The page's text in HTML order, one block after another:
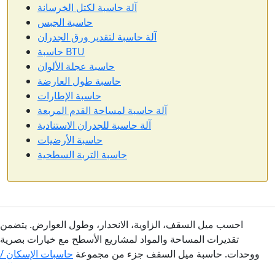
آلة حاسبة لكتل الخرسانة
حاسبة الجبس
آلة حاسبة لتقدير ورق الجدران
حاسبة BTU
حاسبة عجلة الألوان
حاسبة طول العارضة
حاسبة الإطارات
آلة حاسبة لمساحة القدم المربعة
آلة حاسبة للجدران الاستنادية
حاسبة الأرضيات
حاسبة التربة السطحية
احسب ميل السقف، الزاوية، الانحدار، وطول العوارض. يتضمن
تقديرات المساحة والمواد لمشاريع الأسطح مع خيارات بصرية
ووحدات. حاسبة ميل السقف جزء من مجموعة حاسبات الإسكان /